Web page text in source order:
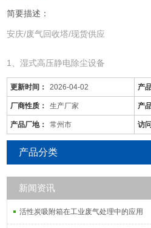
简要描述：
安庆/废气回收塔/现货供应
1、湿式高压静电除尘设备
安庆/废气回收塔/现货供应
更新时间： 2026-04-02 产
厂商性质： 生产厂家 产
产品厂地： 常州市 访
产品分类
新闻资讯
活性炭吸附箱在工业废气处理中的应用